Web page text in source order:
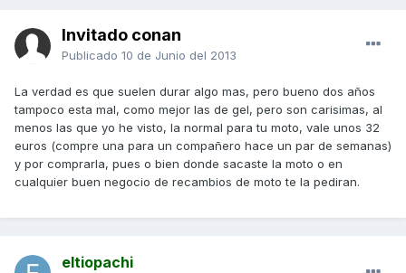
Invitado conan
Publicado 10 de Junio del 2013
La verdad es que suelen durar algo mas, pero bueno dos años
tampoco esta mal, como mejor las de gel, pero son carisimas, al
menos las que yo he visto, la normal para tu moto, vale unos 32
euros (compre una para un compañero hace un par de semanas)
y por comprarla, pues o bien donde sacaste la moto o en
cualquier buen negocio de recambios de moto te la pediran.
eltiopachi